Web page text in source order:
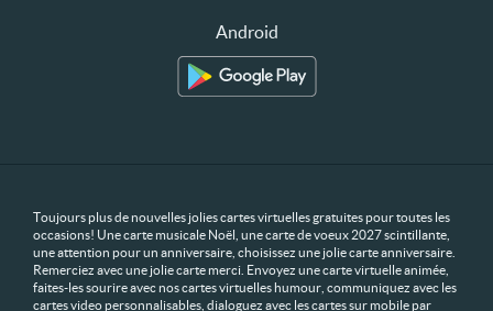
Android
Toujours plus de nouvelles jolies cartes virtuelles gratuites pour toutes les
occasions! Une carte musicale Noël, une carte de voeux 2027 scintillante,
une attention pour un anniversaire, choisissez une jolie carte anniversaire.
Remerciez avec une jolie carte merci. Envoyez une carte virtuelle animée,
faites-les sourire avec nos cartes virtuelles humour, communiquez avec les
cartes video personnalisables, dialoguez avec les cartes sur mobile par